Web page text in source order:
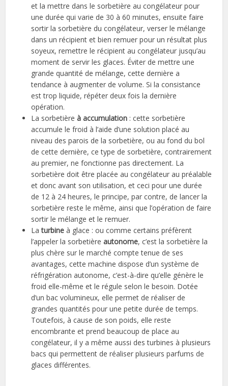
et la mettre dans le sorbetière au congélateur pour
une durée qui varie de 30 à 60 minutes, ensuite faire
sortir la sorbetière du congélateur, verser le mélange
dans un récipient et bien remuer pour un résultat plus
soyeux, remettre le récipient au congélateur jusqu’au
moment de servir les glaces. Éviter de mettre une
grande quantité de mélange, cette dernière a
tendance à augmenter de volume. Si la consistance
est trop liquide, répéter deux fois la dernière
opération.
La sorbetièreà accumulation : cette sorbetière
accumule le froid à l’aide d’une solution placé au
niveau des parois de la sorbetière, ou au fond du bol
de cette dernière, ce type de sorbetière, contrairement
au premier, ne fonctionne pas directement. La
sorbetière doit être placée au congélateur au préalable
et donc avant son utilisation, et ceci pour une durée
de 12 à 24 heures, le principe, par contre, de lancer la
sorbetière reste le même, ainsi que l’opération de faire
sortir le mélange et le remuer.
Laturbine à glace : ou comme certains préfèrent
l’appeler la sorbetière autonome, c’est la sorbetière la
plus chère sur le marché compte tenue de ses
avantages, cette machine dispose d’un système de
réfrigération autonome, c’est-à-dire qu’elle génère le
froid elle-même et le régule selon le besoin. Dotée
d’un bac volumineux, elle permet de réaliser de
grandes quantités pour une petite durée de temps.
Toutefois, à cause de son poids, elle reste
encombrante et prend beaucoup de place au
congélateur, il y a même aussi des turbines à plusieurs
bacs qui permettent de réaliser plusieurs parfums de
glaces différentes.